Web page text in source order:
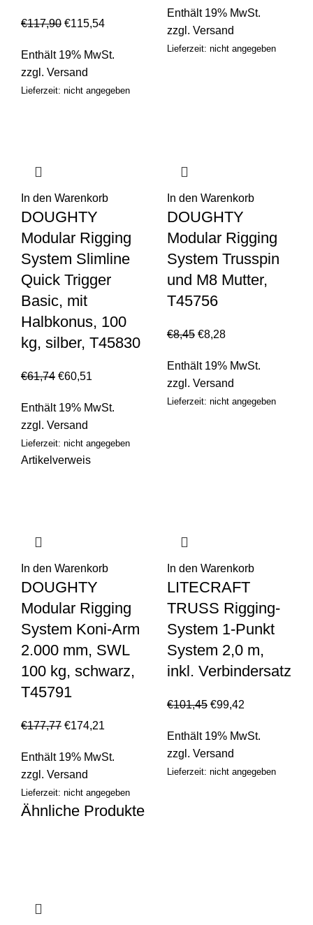
€117,90 €115,54
Enthält 19% MwSt.
zzgl. Versand
Lieferzeit: nicht angegeben
Enthält 19% MwSt.
zzgl. Versand
Lieferzeit: nicht angegeben
In den Warenkorb
DOUGHTY
Modular Rigging
System Slimline
Quick Trigger
Basic, mit
Halbkonus, 100
kg, silber, T45830
€61,74 €60,51
Enthält 19% MwSt.
zzgl. Versand
Lieferzeit: nicht angegeben
In den Warenkorb
DOUGHTY
Modular Rigging
System Trusspin
und M8 Mutter,
T45756
€8,45 €8,28
Enthält 19% MwSt.
zzgl. Versand
Lieferzeit: nicht angegeben
Artikelverweis
In den Warenkorb
DOUGHTY
Modular Rigging
System Koni-Arm
2.000 mm, SWL
100 kg, schwarz,
T45791
€177,77 €174,21
Enthält 19% MwSt.
zzgl. Versand
Lieferzeit: nicht angegeben
In den Warenkorb
LITECRAFT
TRUSS Rigging-
System 1-Punkt
System 2,0 m,
inkl. Verbindersatz
€101,45 €99,42
Enthält 19% MwSt.
zzgl. Versand
Lieferzeit: nicht angegeben
Ähnliche Produkte